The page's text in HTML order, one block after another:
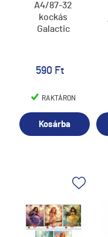
A4/87-32
kockás
Galactic
590 Ft
RAKTÁRON
Kosárba